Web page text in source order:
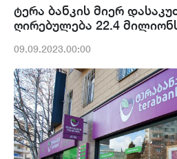
ტერა ბანკის მიერ
ღირებულება 22.4
09.09.2023.00:00